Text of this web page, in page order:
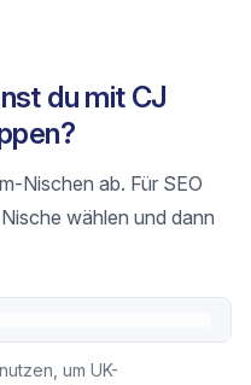
du mit CJ
Nischen ab. Für SEO
wählen und dann
um UK-